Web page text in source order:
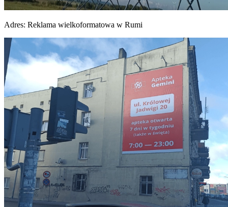
Adres: Reklama wielkoformatowa w Rumi